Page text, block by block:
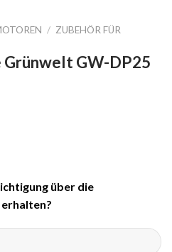
/ ZUBEHÖR FÜR
GW-DP25
über die